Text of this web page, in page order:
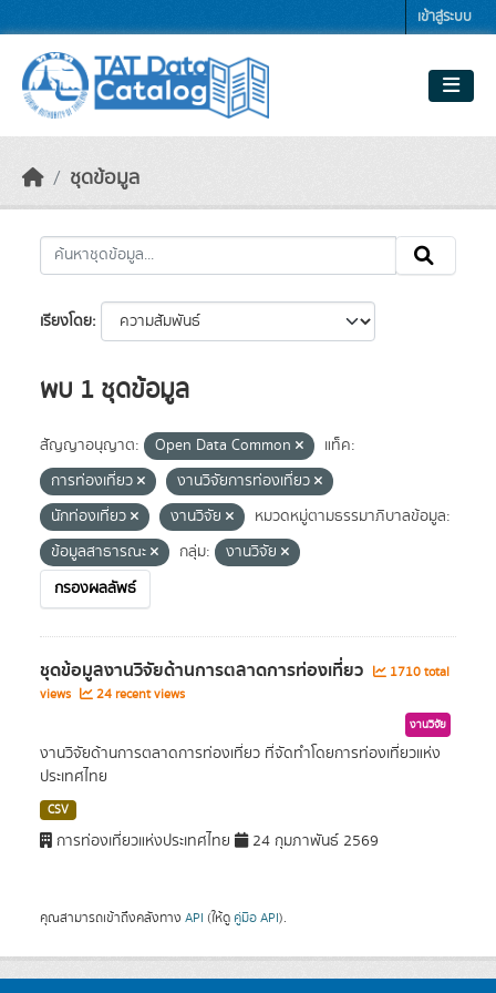
เข้าสู่ระบบ
ชุดข้อมูล
เรียงโดย
พบ 1 ชุดข้อมูล
สัญญาอนุญาต: Open Data Common
แท็ค:
การท่องเที่ยว
งานวิจัยการท่องเที่ยว
นักท่องเที่ยว
งานวิจัย
หมวดหมู่ตามธรรมาภิบาลข้อมูล:
ข้อมูลสาธารณะ
กลุ่ม:
งานวิจัย
กรองผลลัพธ์
ชุดข้อมูลงานวิจัยด้านการตลาดการท่องเที่ยว
1710 total
views
24 recent views
งานวิจัย
งานวิจัยด้านการตลาดการท่องเที่ยว ที่จัดทำโดยการท่องเที่ยวแห่ง
ประเทศไทย
CSV
การท่องเที่ยวแห่งประเทศไทย 24 กุมภาพันธ์ 2569
คุณสามารถเข้าถึงคลังทาง API (ให้ดู คู่มือ API).